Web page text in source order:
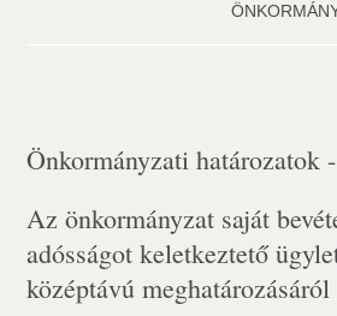
Önkormányzati határozatok
Az önkormányzat saját
adósságot keletkeztető
középtávú meghatározásáról